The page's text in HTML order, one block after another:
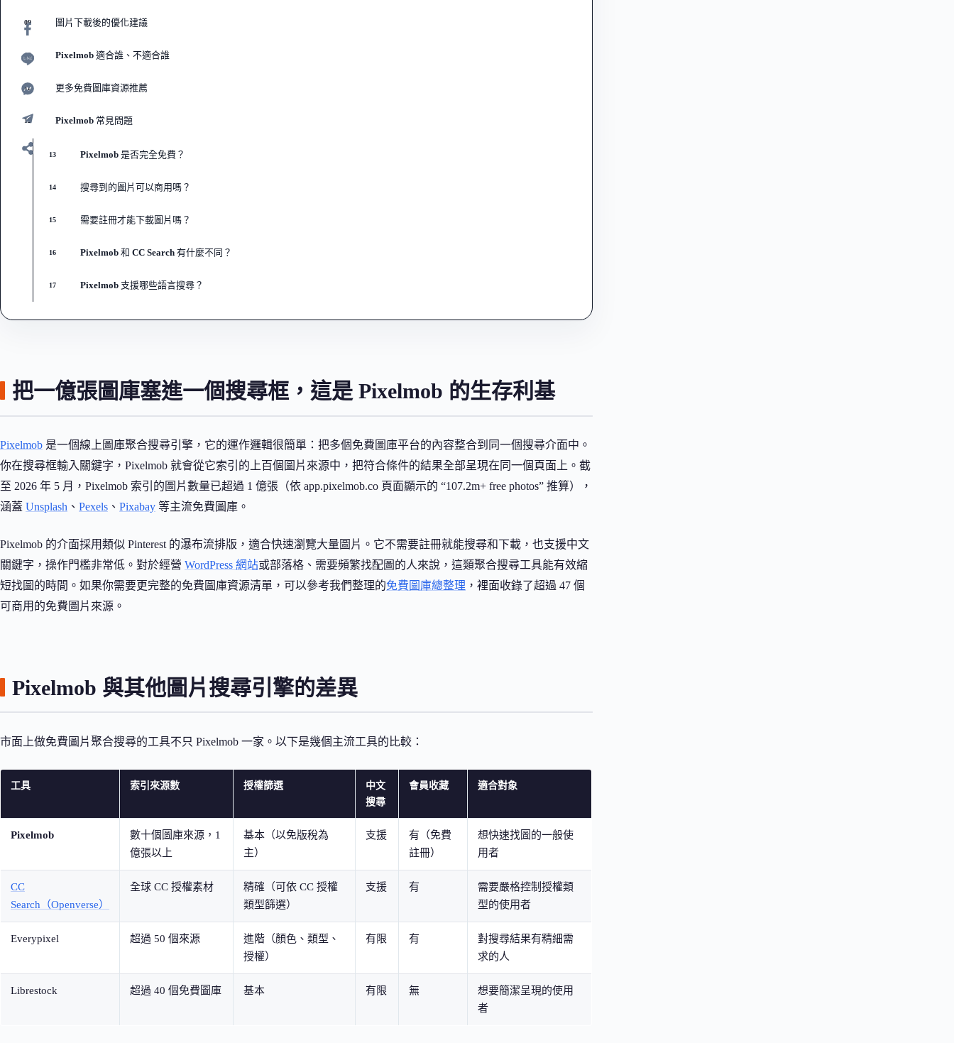
09 圖片下載後的優化建議
10 Pixelmob 適合誰、不適合誰
11 更多免費圖庫資源推薦
12 Pixelmob 常見問題
13 Pixelmob 是否完全免費？
14 搜尋到的圖片可以商用嗎？
15 需要註冊才能下載圖片嗎？
16 Pixelmob 和 CC Search 有什麼不同？
17 Pixelmob 支援哪些語言搜尋？
把一億張圖庫塞進一個搜尋框，這是 Pixelmob 的生存利基
Pixelmob 是一個線上圖庫聚合搜尋引擎，它的運作邏輯很簡單：把多個免費圖庫平台的內容整合到同一個搜尋介面中。
你在搜尋框輸入關鍵字，Pixelmob 就會從它索引的上百個圖片來源中，把符合條件的結果全部呈現在同一個頁面上。截
至 2026 年 5 月，Pixelmob 索引的圖片數量已超過 1 億張（依 app.pixelmob.co 頁面顯示的 “107.2m+ free photos” 推算），
涵蓋 Unsplash 、 Pexels 、 Pixabay 等主流免費圖庫。
Pixelmob 的介面採用類似 Pinterest 的瀑布流排版，適合快速瀏覽大量圖片。它不需要註冊就能搜尋和下載，也支援中文
關鍵字，操作門檻非常低。對於經營 WordPress 網站或部落格、需要頻繁找配圖的人來說，這類聚合搜尋工具能有效縮
短找圖的時間。如果你需要更完整的免費圖庫資源清單，可以參考我們整理的免費圖庫總整理 ，裡面收錄了超過 47 個
可商用的免費圖片來源。
Pixelmob 與其他圖片搜尋引擎的差異
市面上做免費圖片聚合搜尋的工具不只 Pixelmob 一家。以下是幾個主流工具的比較：
工具 索引來源數 授權篩選
中文
搜尋
會員收藏 適合對象
Pixelmob
數十個圖庫來源，1
億張以上
基本（以免版稅為
主）
支援
有（免費
註冊）
想快速找圖的一般使
用者
CC
Search（Openverse）
全球 CC 授權素材
精確（可依 CC 授權
類型篩選）
支援 有
需要嚴格控制授權類
型的使用者
Everypixel 超過 50 個來源
進階（顏色、類型、
授權）
有限 有
對搜尋結果有精細需
求的人
Librestock 超過 40 個免費圖庫 基本 有限 無
想要簡潔呈現的使用
者